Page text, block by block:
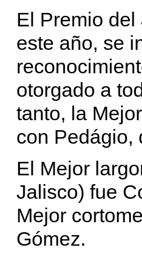
El Premio
este año, se
otorgado a
tanto, la
con Pedágio,
El Mejor
Jalisco) fue
Mejor
Gómez.